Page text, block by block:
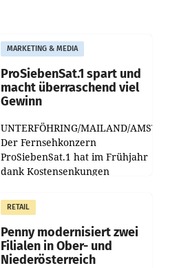
MARKETING & MEDIA
ProSiebenSat.1 spart und
macht überraschend viel
Gewinn
UNTERFÖHRING/MAILAND/AMSTERDAM.
Der Fernsehkonzern
ProSiebenSat.1 hat im Frühjahr
dank Kostensenkungen
gemacht und die
Markterwartung deutlich
übertroffen.
RETAIL
Penny modernisiert zwei
Filialen in Ober- und
Niederösterreich